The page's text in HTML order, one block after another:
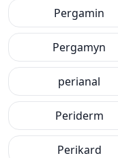
Pergamin
Pergamyn
perianal
Periderm
Perikard